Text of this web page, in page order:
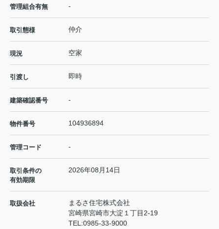
管理組合有無 -
取引態様 仲介
現況 空家
引渡し 即時
建築確認番号 -
物件番号 104936894
管理コード -
取引条件の
有効期限
2026年08月14日
取扱会社
まるさ住宅株式会社
宮崎県宮崎市大淀１丁目2-19
TEL:0985-33-9000